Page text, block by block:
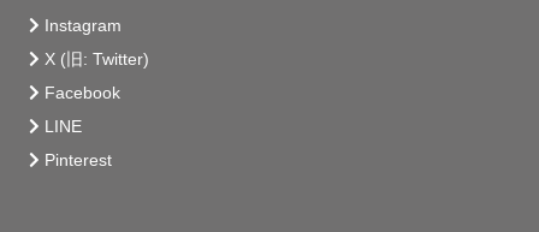
Instagram
X (旧: Twitter)
Facebook
LINE
Pinterest